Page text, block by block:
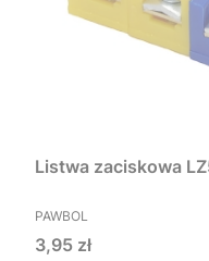
Listwa zaciskowa
PRODUCENT
PAWBOL
Cena
3,95 zł